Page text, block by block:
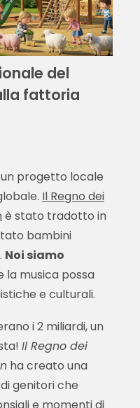
del
fattoria
progetto locale
Il Regno dei
è stato tradotto in
bambini
Noi siamo
la musica possa
e culturali.
i 2 miliardi, un
Il Regno dei
ha creato una
genitori che
e momenti di